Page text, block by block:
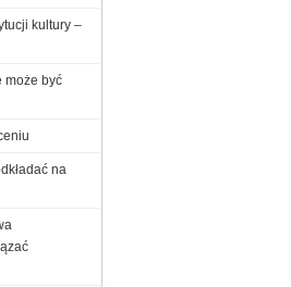
kultury –
może być
na